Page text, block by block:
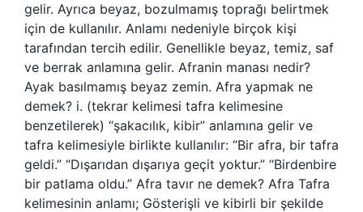
gelir. Ayrıca beyaz, bozulmamış toprağı belirtmek
için de kullanılır. Anlamı nedeniyle birçok kişi
tarafından tercih edilir. Genellikle beyaz, temiz, saf
ve berrak anlamına gelir. Afranin manası nedir?
Ayak basılmamış beyaz zemin. Afra yapmak ne
demek? i. (tekrar kelimesi tafra kelimesine
benzetilerek) “şakacılık, kibir” anlamına gelir ve
tafra kelimesiyle birlikte kullanılır: “Bir afra, bir tafra
geldi.” “Dışarıdan dışarıya geçit yoktur.” “Birdenbire
bir patlama oldu.” Afra tavır ne demek? Afra Tafra
kelimesinin anlamı; Gösterişli ve kibirli bir şekilde